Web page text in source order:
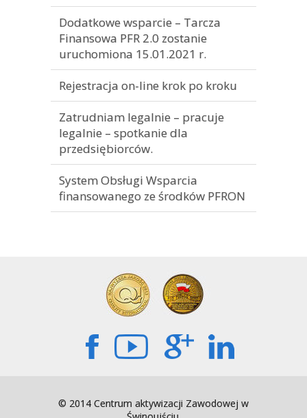
Dodatkowe wsparcie – Tarcza
Finansowa PFR 2.0 zostanie
uruchomiona 15.01.2021 r.
Rejestracja on-line krok po kroku
Zatrudniam legalnie – pracuje
legalnie – spotkanie dla
przedsiębiorców.
System Obsługi Wsparcia
finansowanego ze środków PFRON
© 2014 Centrum aktywizacji Zawodowej w